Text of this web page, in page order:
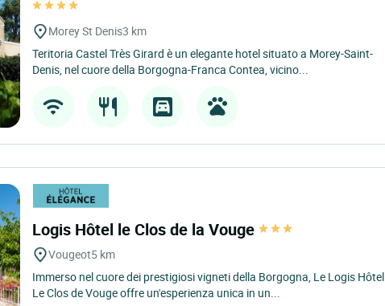
Morey St Denis3 km
Teritoria Castel Très Girard è un elegante hotel situato a Morey-Saint-
Denis, nel cuore della Borgogna-Franca Contea, vicino...
Logis Hôtel le Clos de la Vouge
Vougeot5 km
Immerso nel cuore dei prestigiosi vigneti della Borgogna, Le Logis Hôtel
Le Clos de Vouge offre un'esperienza unica in un...